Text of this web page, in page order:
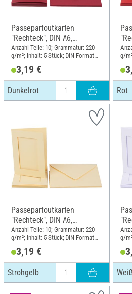
Passepartoutkarten
"Rechteck", DIN A6,
220g/m², 10-tlg., Dunkelrot
Anzahl Teile: 10; Grammatur: 220
g/m²; Inhalt: 5 Stück; DIN Format
3,19 €
Dunkelrot
g/
Rot
Passepartoutkarten
"Rechteck", DIN A6,
220g/m², 10-tlg., Strohgelb
Anzahl Teile: 10; Grammatur: 220
g/m²; Inhalt: 5 Stück; DIN Format
3,19 €
Strohgelb
g/
Weiß